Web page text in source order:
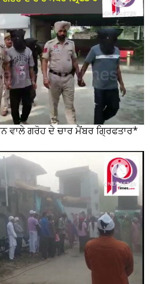
ਵਾਲੇ ਗਰੋਹ ਦੇ ਚਾਰ ਮੈਂਬਰ ਗ੍ਰਿਫਤਾਰ*